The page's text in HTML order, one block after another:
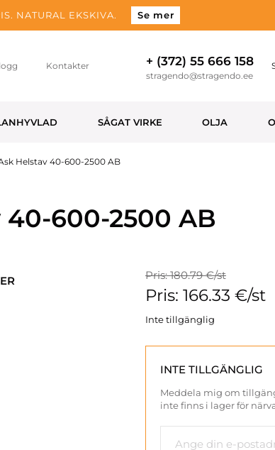
NATURAL EKSKIVA. Se mer
Kontakter + (372) 55 666 158
stragendo@stragendo.ee
SÅGAT VIRKE OLJA
Helstav 40-600-2500 AB
600-2500 AB
Pris: 180.79 €/st
Pris: 166.33 €/st
Inte tillgänglig
INTE TILLGÄNGLIG
Meddela mig om
inte finns i lager för